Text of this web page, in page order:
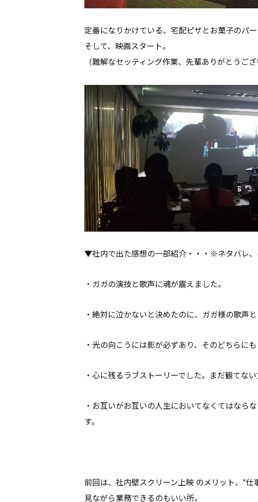
定番になりかけている、宅配ピザとお菓子のパー
そして、映画スタート。
（難解なセッティング作業、先輩ありがとうござ
▼社内で出た感想の一部紹介・・・※ネタバレ、
・ガガの演技と歌声に魂が震えました。
・絶対に泣かないと決めたのに、ガガ様の歌声
・光の向こうには影が必ずあり、そのどちらに
・心に残るラブストーリーでした。まだ観てな
・お互いがお互いの人生においてなくてはなら
す。
前回は、社内壁スクリーン上映 のメリット、”
見ながら業務できるのもいい所。